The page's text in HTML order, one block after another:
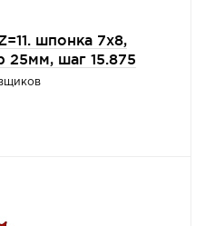
шпонка 7х8,
25мм, шаг 15.875